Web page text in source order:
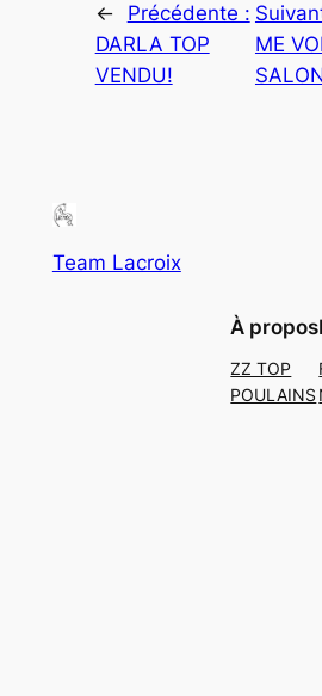
←
Précédente :
DARLA TOP
VENDU!
ME
Team Lacroix
À propos
ZZ TOP
POULAINS